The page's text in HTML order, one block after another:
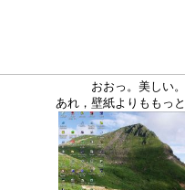
おおっ。美しい。
あれ，壁紙よりももっ